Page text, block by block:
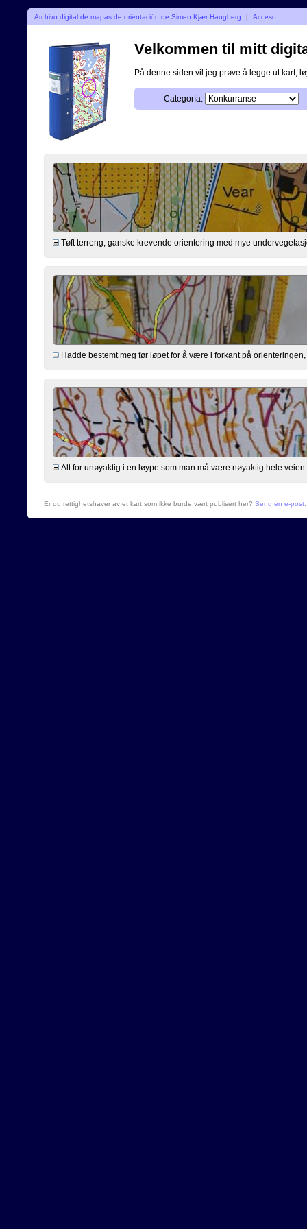
Archivo digital de mapas de orientación de Simen Kjær Haugberg | Acceso
Velkommen til mitt
På denne siden vil jeg prøve å legge ut kart,
Categoría:
Tøft terreng, ganske krevende orientering med mye
Hadde bestemt meg før løpet for å være i forkant på
Alt for unøyaktig i en løype som man må være nøyaktig hele
Er du rettighetshaver av et kart som ikke burde vært publisert her? Send en e-post